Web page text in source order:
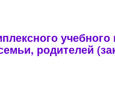
родителей